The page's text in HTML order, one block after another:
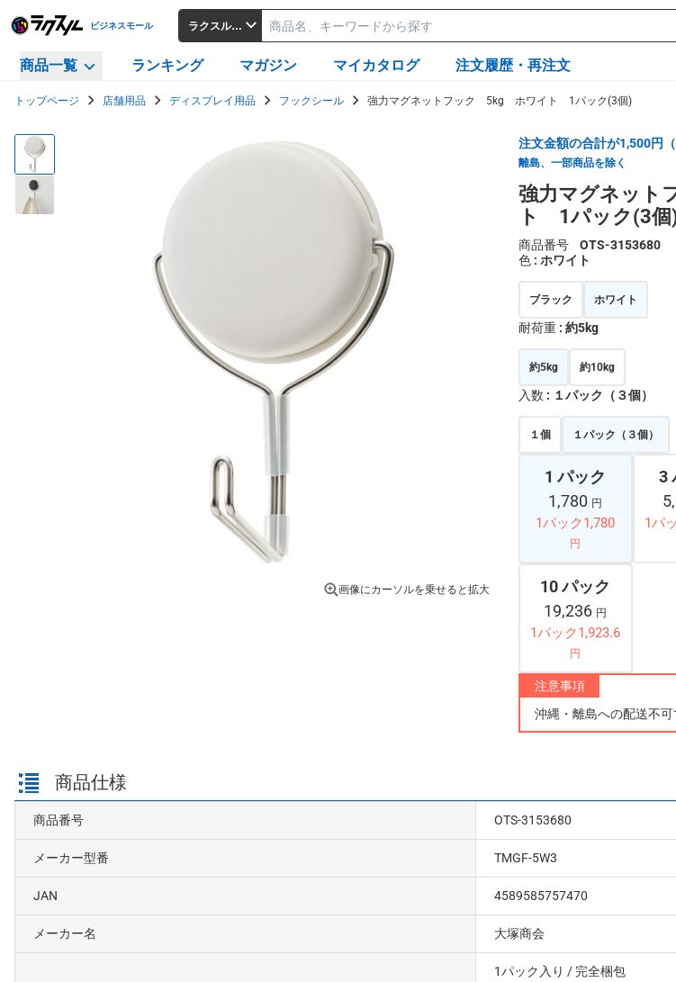
ビジネスモール ラクスルビジネスモール
商品一覧 ランキング マガジン マイカタログ 注文履歴・再注文
トップページ 店舗用品 ディスプレイ用品 フックシール 強力マグネットフック 5kg ホワイト 1パック(3個)
画像にカーソルを乗せると拡大
注文金額の合計が1,500円
離島、一部商品を除く
強力マグネッ
ト 1パック(3個
商品番号
OTS-3153680
色 : ホワイト
ブラック ホワイト
耐荷重 : 約5kg
約5kg 約10kg
入数 : １パック（３個）
１個 １パック（３個）
1 パック
1,780 円
1パック1,780
円
3
1パ
10 パック
19,236 円
1パック1,923.6
円
注意事項
沖縄・離島への配送不可
商品仕様
商品番号 OTS-3153680
メーカー型番 TMGF-5W3
JAN 4589585757470
メーカー名 大塚商会
1パック入り / 完全梱包